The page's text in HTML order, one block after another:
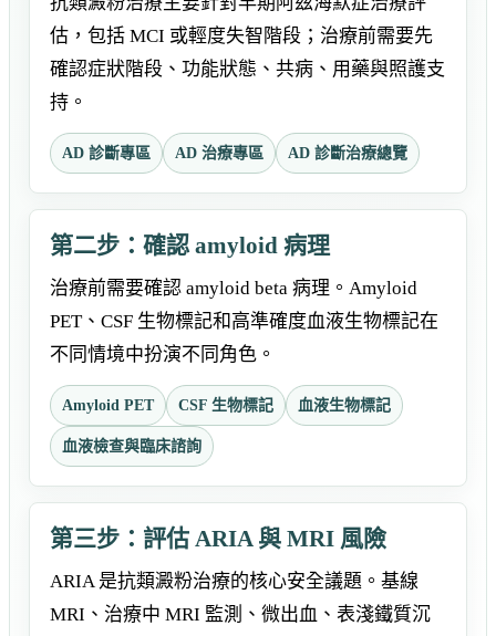
估，包括 MCI 或輕度失智階段；治療前需要先
確認症狀階段、功能狀態、共病、用藥與照護支
持。
AD 診斷專區 AD 治療專區 AD 診斷治療總覽
第二步：確認 amyloid 病理
治療前需要確認 amyloid beta 病理。Amyloid
PET、CSF 生物標記和高準確度血液生物標記在
不同情境中扮演不同角色。
Amyloid PET CSF 生物標記 血液生物標記
血液檢查與臨床諮詢
第三步：評估 ARIA 與 MRI 風險
ARIA 是抗類澱粉治療的核心安全議題。基線
MRI、治療中 MRI 監測、微出血、表淺鐵質沉